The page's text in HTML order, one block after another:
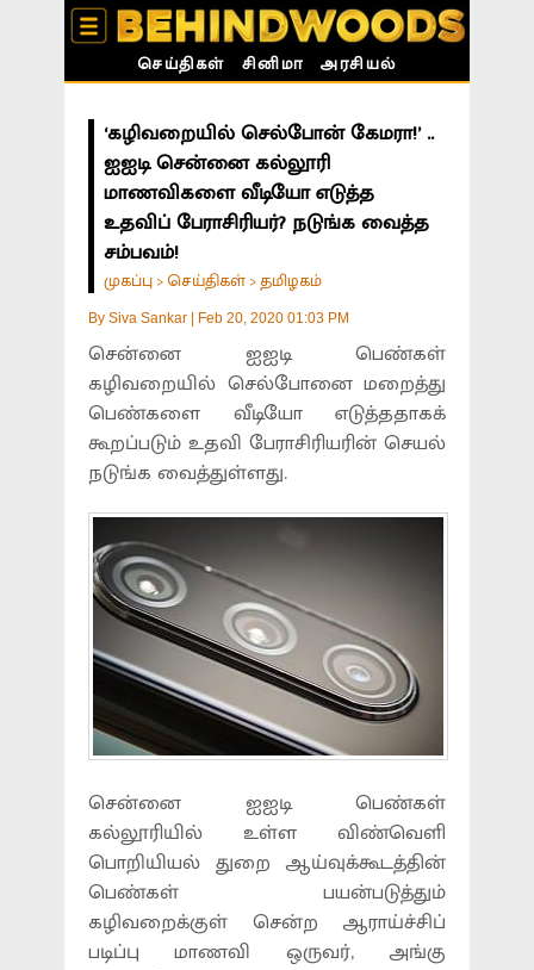
செய்திகள் சினிமா அரசியல்
‘கழிவறையில் செல்போன் கேமரா!’ ..
ஐஐடி சென்னை கல்லூரி
மாணவிகளை வீடியோ எடுத்த
உதவிப் பேராசிரியர்? நடுங்க வைத்த
சம்பவம்!
முகப்பு >செய்திகள் >தமிழகம்
By Siva Sankar Feb 20, 2020 01:03 PM
சென்னை ஐஐடி பெண்கள்
கழிவறையில் செல்போனை மறைத்து
பெண்களை வீடியோ எடுத்ததாகக்
கூறப்படும் உதவி பேராசிரியரின் செயல்
நடுங்க வைத்துள்ளது.
சென்னை ஐஐடி பெண்கள்
கல்லூரியில் உள்ள விண்வெளி
பொறியியல் துறை ஆய்வுக்கூடத்தின்
பெண்கள் பயன்படுத்தும்
கழிவறைக்குள் சென்ற ஆராய்ச்சிப்
படிப்பு மாணவி ஒருவர், அங்கு